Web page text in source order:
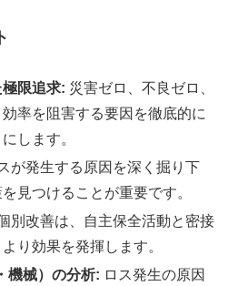
限追求: 災害ゼロ、不良ゼロ、
率を阻害する要因を徹底的に
します。
が発生する原因を深く掘り下
見つけることが重要です。
別改善は、自主保全活動と密接
り効果を発揮します。
機械）の分析: ロス発生の原因